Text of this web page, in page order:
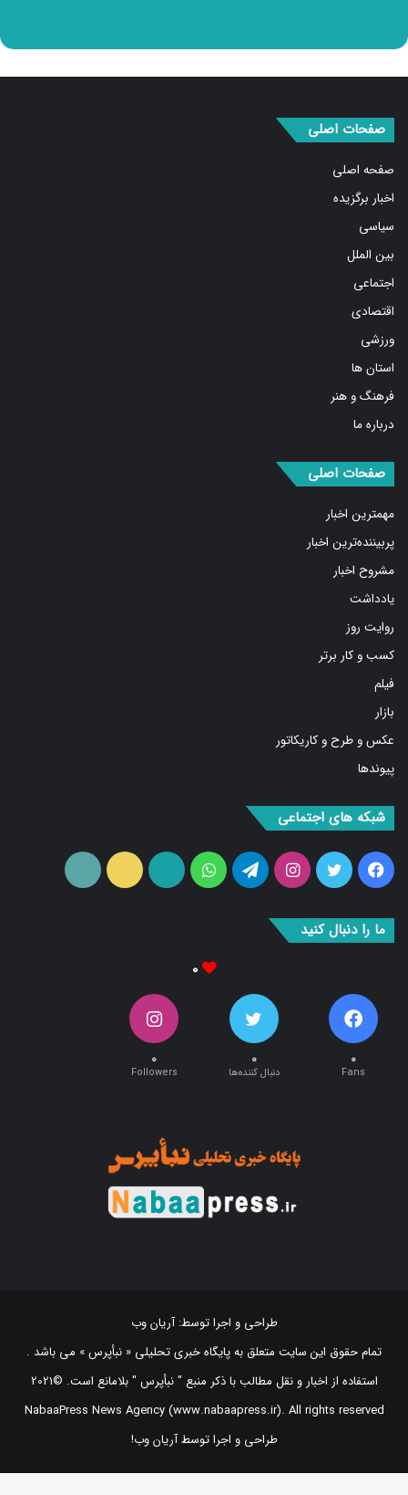
صفحات اصلی
صفحه اصلی
اخبار برگزیده
سیاسی
بین الملل
اجتماعی
اقتصادی
ورزشی
استان ها
فرهنگ و هنر
درباره ما
صفحات اصلی
مهمترین اخبار
پربیننده‌ترین اخبار
مشروح اخبار
یادداشت
روایت روز
کسب و کار برتر
فیلم
بازار
عکس و طرح و کاریکاتور
پیوندها
شبکه های اجتماعی
فیس
توییتر اینستاگرامتلگرام واتس
آپارات ایتا
ما را دنبال کنید
۰
۰
Fans
۰
دنبال کننده‌ها
۰
Followers
طراحی و اجرا توسط:آریان وب
تمام حقوق این سایت متعلق به پایگاه خبری تحلیلی « نبأپرس » می باشد .
استفاده از اخبار و نقل مطالب با ذکر منبع "‌ نبأپرس " بلامانع است. ©2021
NabaaPress News Agency (www.nabaapress.ir). All rights reserved
طراحی و اجرا توسط آریان وب!